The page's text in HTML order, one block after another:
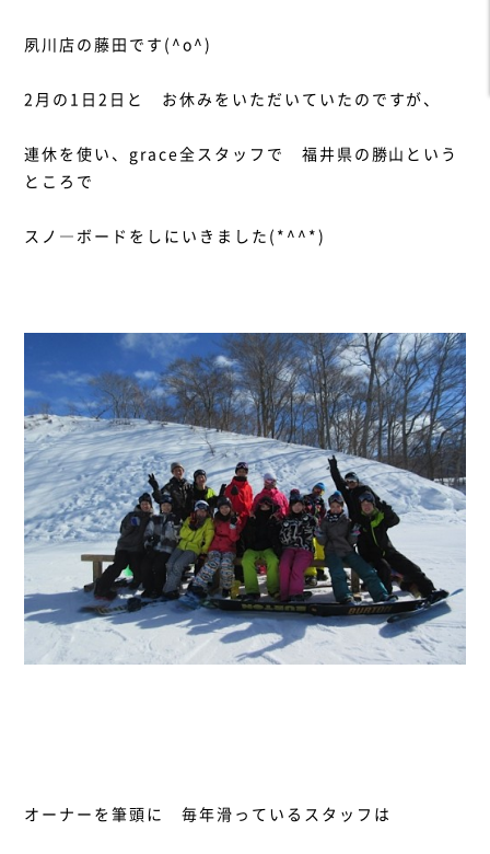
夙川店の藤田です(^o^)
2月の1日2日と お休みをいただいていたのですが、
連休を使い、grace全スタッフで 福井県の勝山という
ところで
スノ―ボードをしにいきました(*^^*)
オーナーを筆頭に 毎年滑っているスタッフは